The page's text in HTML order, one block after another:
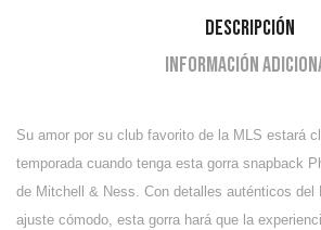
Descripción
Información
Su amor por su club favorito de la MLS estará
temporada cuando tenga esta gorra snapback
de Mitchell & Ness. Con detalles auténticos del
ajuste cómodo, esta gorra hará que la